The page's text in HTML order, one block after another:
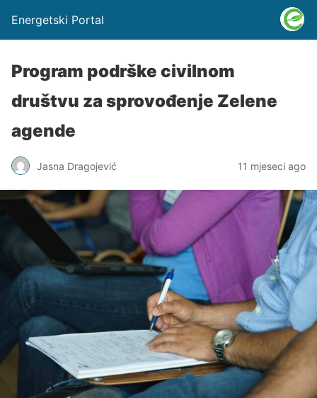
Energetski Portal
Program podrške civilnom
društvu za sprovođenje Zelene
agende
Jasna Dragojević 11 mjeseci ago